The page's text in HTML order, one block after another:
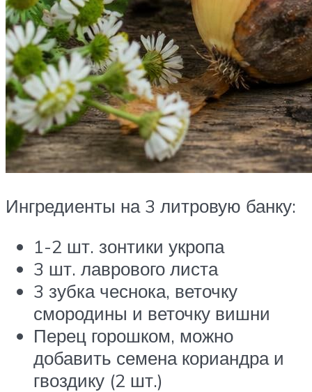
Ингредиенты на 3 литровую банку:
1-2 шт. зонтики укропа
3 шт. лаврового листа
3 зубка чеснока, веточку
смородины и веточку вишни
Перец горошком, можно
добавить семена кориандра и
гвоздику (2 шт.)